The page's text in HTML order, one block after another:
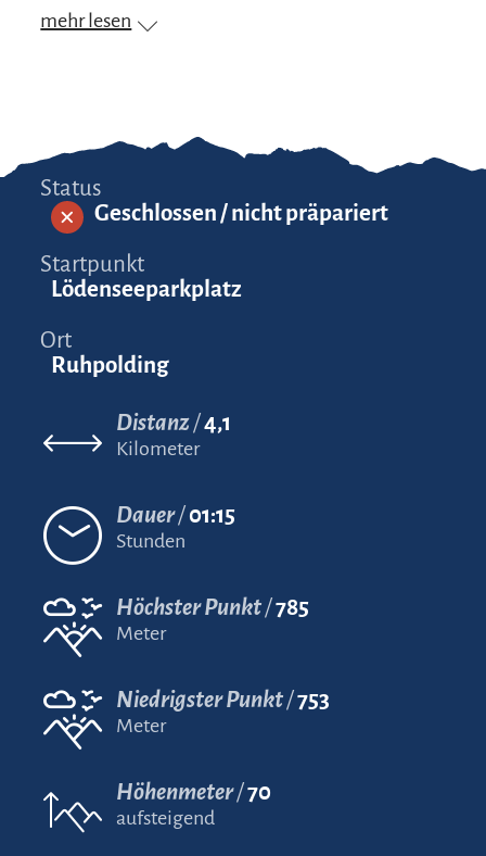
mehr lesen
Status
Geschlossen / nicht präpariert
Startpunkt
Lödenseeparkplatz
Ort
Ruhpolding
Distanz 4,1
Kilometer
Dauer 01:15
Stunden
Höchster Punkt 785
Meter
Niedrigster Punkt 753
Meter
Höhenmeter 70
aufsteigend